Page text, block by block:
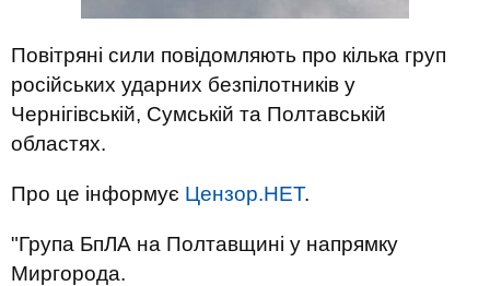
Повітряні сили повідомляють про кілька груп
російських ударних безпілотників у
Чернігівській, Сумській та Полтавській
областях.
Про це інформує Цензор.НЕТ.
"Група БпЛА на Полтавщині у напрямку
Миргорода.